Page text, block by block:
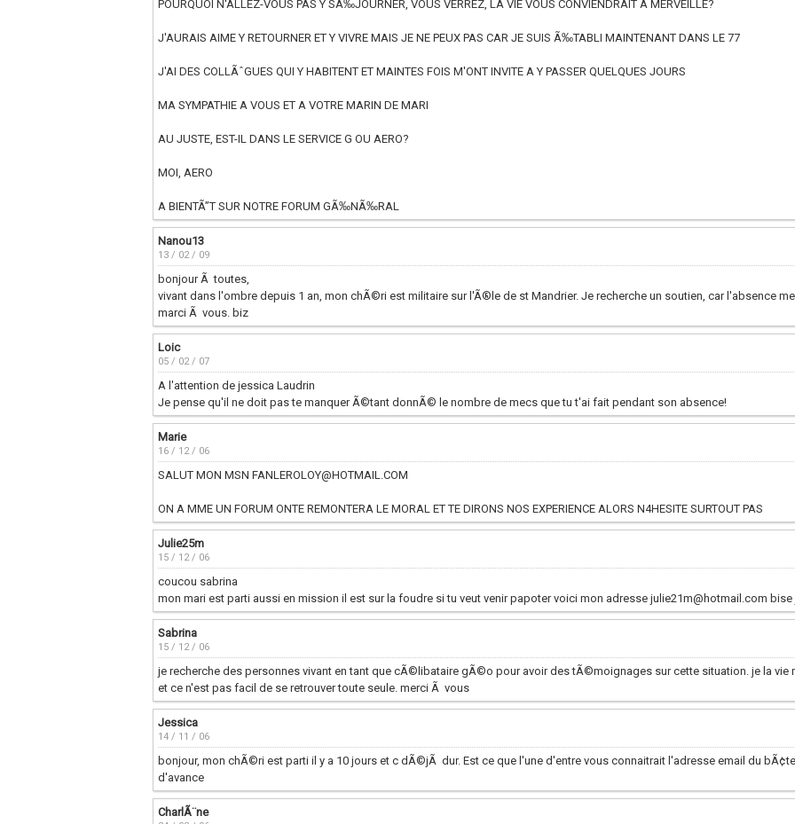
POURQUOI N'ALLEZ-VOUS PAS Y SÃ‰JOURNER, VOUS VERREZ, LA VIE VOUS CONVIENDRAIT A MERVEILLE?
J'AURAIS AIME Y RETOURNER ET Y VIVRE MAIS JE NE PEUX PAS CAR JE SUIS Ã‰TABLI MAINTENANT DANS LE 77
J'AI DES COLLÃˆGUES QUI Y HABITENT ET MAINTES FOIS M'ONT INVITE A Y PASSER QUELQUES JOURS
MA SYMPATHIE A VOUS ET A VOTRE MARIN DE MARI
AU JUSTE, EST-IL DANS LE SERVICE G OU AERO?
MOI, AERO
A BIENTÃ”T SUR NOTRE FORUM GÃ‰NÃ‰RAL
Nanou13
13 / 02 / 09
bonjour Ã toutes,
vivant dans l'ombre depuis 1 an, mon chÃ©ri est militaire sur l'Ã®le de st Mandrier. Je recherche un soutien, car l'absence
marci Ã vous. biz
Loic
05 / 02 / 07
A l'attention de jessica Laudrin
Je pense qu'il ne doit pas te manquer Ã©tant donnÃ© le nombre de mecs que tu t'ai fait pendant son absence!
Marie
16 / 12 / 06
SALUT MON MSN FANLEROLOY@HOTMAIL.COM
ON A MME UN FORUM ONTE REMONTERA LE MORAL ET TE DIRONS NOS EXPERIENCE ALORS N4HESITE SURTOUT PAS
Julie25m
15 / 12 / 06
coucou sabrina
mon mari est parti aussi en mission il est sur la foudre si tu veut venir papoter voici mon adresse julie21m@hotmail.com bise
Sabrina
15 / 12 / 06
je recherche des personnes vivant en tant que cÃ©libataire gÃ©o pour avoir des tÃ©moignages sur cette situation. je la vie
et ce n'est pas facil de se retrouver toute seule. merci Ã vous
Jessica
14 / 11 / 06
bonjour, mon chÃ©ri est parti il y a 10 jours et c dÃ©jÃ dur. Est ce que l'une d'entre vous connaitrait l'adresse email du
d'avance
CharlÃ¨ne